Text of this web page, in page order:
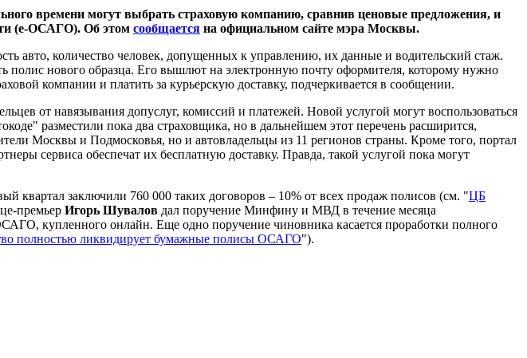
времени могут выбрать страховую компанию, сравнив ценовые предложения, и
(е-ОСАГО). Об этом сообщается на официальном сайте мэра Москвы.
авто, количество человек, допущенных к управлению, их данные и водительский стаж.
полис нового образца. Его вышлют на электронную почту оформителя, которому нужно
компании и платить за курьерскую доставку, подчеркивается в сообщении.
от навязывания допуслуг, комиссий и платежей. Новой услугой могут воспользоваться
разместили пока два страховщика, но в дальнейшем этот перечень расширится,
Москвы и Подмосковья, но и автовладельцы из 11 регионов страны. Кроме того, портал
сервиса обеспечат их бесплатную доставку. Правда, такой услугой пока могут
квартал заключили 760 000 таких договоров – 10% от всех продаж полисов (см. "ЦБ
премьер Игорь Шувалов дал поручение Минфину и МВД в течение месяца
купленного онлайн. Еще одно поручение чиновника касается проработки полного
полностью ликвидирует бумажные полисы ОСАГО").